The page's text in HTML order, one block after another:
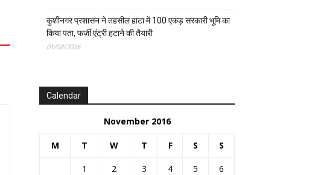
कुशीनगर प्रशासन ने तहसील हाटा में 100 एकड़ सरकारी भूमि का
किया पता, फर्जी एंट्री हटाने की तैयारी
01/08/2026
Calendar
November 2016
M T W T F S S
1 2 3 4 5
6